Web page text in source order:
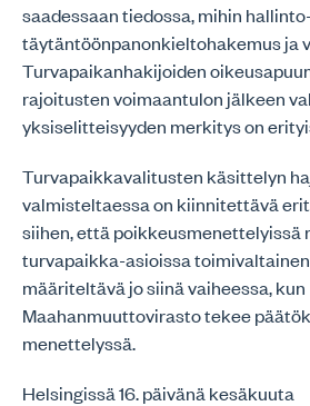
saadessaan tiedossa, mihin
täytäntöönpanonkieltohakemus ja
Turvapaikanhakijoiden
rajoitusten voimaantulon jälkeen
yksiselitteisyyden merkitys on
Turvapaikkavalitusten käsittelyn
valmisteltaessa on kiinnitettävä
siihen, että poikkeusmenettelyissä
turvapaikka-asioissa
määriteltävä jo siinä vaiheessa, kun
Maahanmuuttovirasto tekee
menettelyssä.
Helsingissä 16. päivänä kesäkuuta